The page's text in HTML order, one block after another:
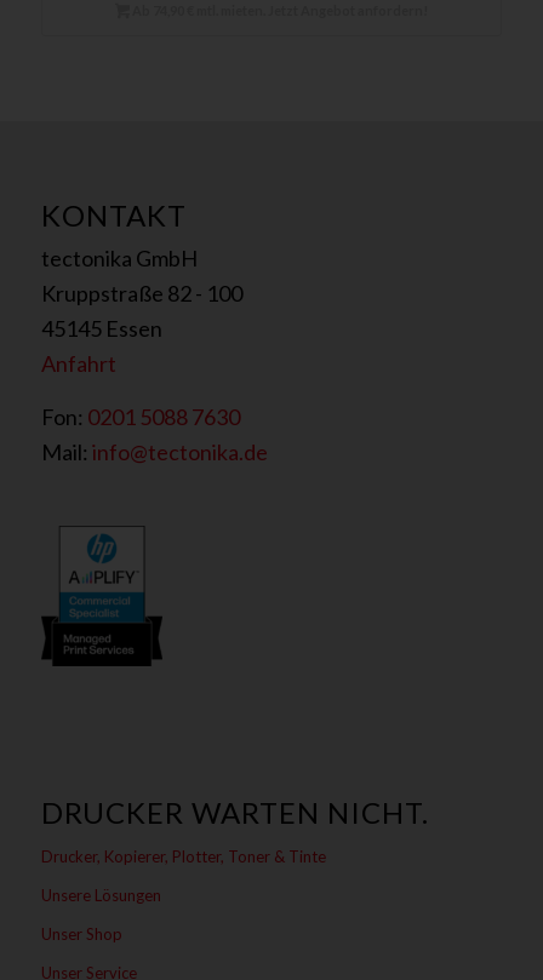
KONTAKT
tectonika GmbH
Kruppstraße 82 - 100
45145 Essen
Anfahrt
Fon: 0201 5088 7630
Mail: info@tectonika.de
DRUCKER WARTEN NICHT.
Drucker, Kopierer, Plotter, Toner & Tinte
Unsere Lösungen
Unser Shop
Unser Service